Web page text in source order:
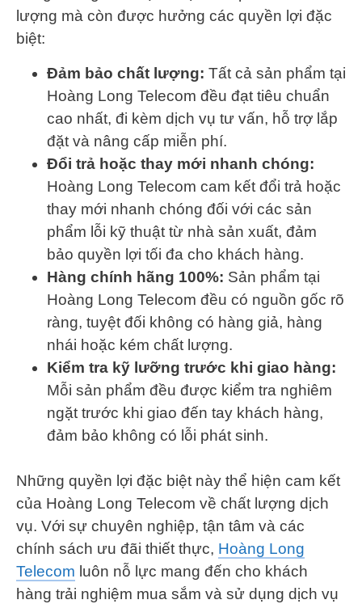
lượng mà còn được hưởng các quyền lợi đặc
biệt:
Đảm bảo chất lượng: Tất cả sản phẩm tại
Hoàng Long Telecom đều đạt tiêu chuẩn
cao nhất, đi kèm dịch vụ tư vấn, hỗ trợ lắp
đặt và nâng cấp miễn phí.
Đổi trả hoặc thay mới nhanh chóng:
Hoàng Long Telecom cam kết đổi trả hoặc
thay mới nhanh chóng đối với các sản
phẩm lỗi kỹ thuật từ nhà sản xuất, đảm
bảo quyền lợi tối đa cho khách hàng.
Hàng chính hãng 100%: Sản phẩm tại
Hoàng Long Telecom đều có nguồn gốc rõ
ràng, tuyệt đối không có hàng giả, hàng
nhái hoặc kém chất lượng.
Kiểm tra kỹ lưỡng trước khi giao hàng:
Mỗi sản phẩm đều được kiểm tra nghiêm
ngặt trước khi giao đến tay khách hàng,
đảm bảo không có lỗi phát sinh.
Những quyền lợi đặc biệt này thể hiện cam kết
của Hoàng Long Telecom về chất lượng dịch
vụ. Với sự chuyên nghiệp, tận tâm và các
chính sách ưu đãi thiết thực, Hoàng Long
Telecom luôn nỗ lực mang đến cho khách
hàng trải nghiệm mua sắm và sử dụng dịch vụ